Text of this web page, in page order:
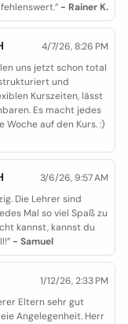
- Rainer K.
4/7/26, 8:26 PM
uns jetzt schon total
und
Kurszeiten, lässt
Es macht jedes
Woche auf den Kurs. :)
3/6/26, 9:57 AM
Die Lehrer sind
Mal so viel Spaß zu
kannst, kannst du
- Samuel
1/12/26, 2:33 PM
Eltern sehr gut
Angelegenheit. Herr